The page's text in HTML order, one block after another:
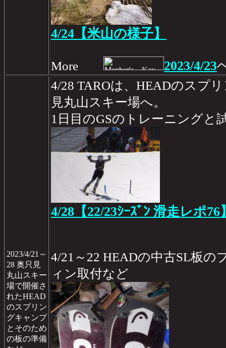
4/24【米山の様子】
More 2023/4/23
2023/4/21～
28 奥只見
丸山スキー
場で開催さ
れたHEAD
のスプリン
グキャンプ
とそのため
の板の準備
4/28 TAROは、HEADのスプ
見丸山スキー場へ。
1日目のGSのトレーニングと
4/28【22/23ｼｰｽﾞﾝ 滑走レポ76
4/21～22 HEADの中古SL板の
ィン取付など